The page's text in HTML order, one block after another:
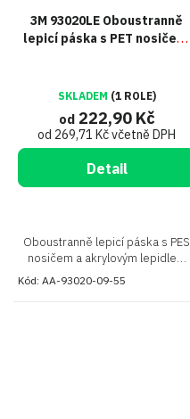
3M 93020LE Oboustranně
lepicí páska s PET nosičem,
SKLADEM (1 ROLE)
od 269,71 Kč včetně DPH
od222,90 Kč
Detail
Oboustranně lepicí páska s PES
nosičem a akrylovým lepidlem
vhodným pro lepení obtížně
Kód: AA-93020-09-55